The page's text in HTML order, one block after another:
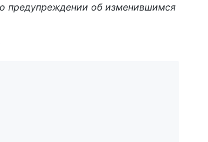
предупреждении об изменившимся